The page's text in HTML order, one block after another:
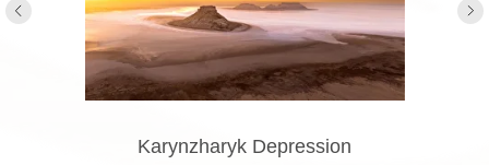
Karynzharyk Depression